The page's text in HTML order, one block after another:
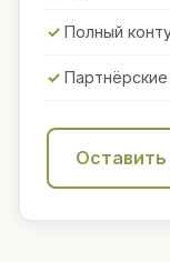
Полный
Оставить